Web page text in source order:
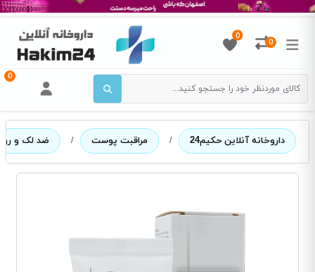
0
0
0
داروخانه آنلاین حکیم24 / مراقبت پوست / ضد لک و